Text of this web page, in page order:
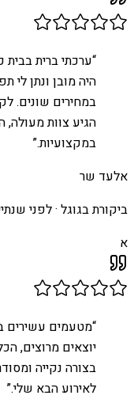
“ערכתי ברית בבית
היה מובן ונתן לי
במחירים שונים.
הגיע צוות מעולה,
במקצועיות.”
אלעד שר
ביקורת בגוגל ·לפני
א
“מטעמים עשירים
יוצאים מרוצים,
בצורה נקייה
לאירוע הבא שלי.”